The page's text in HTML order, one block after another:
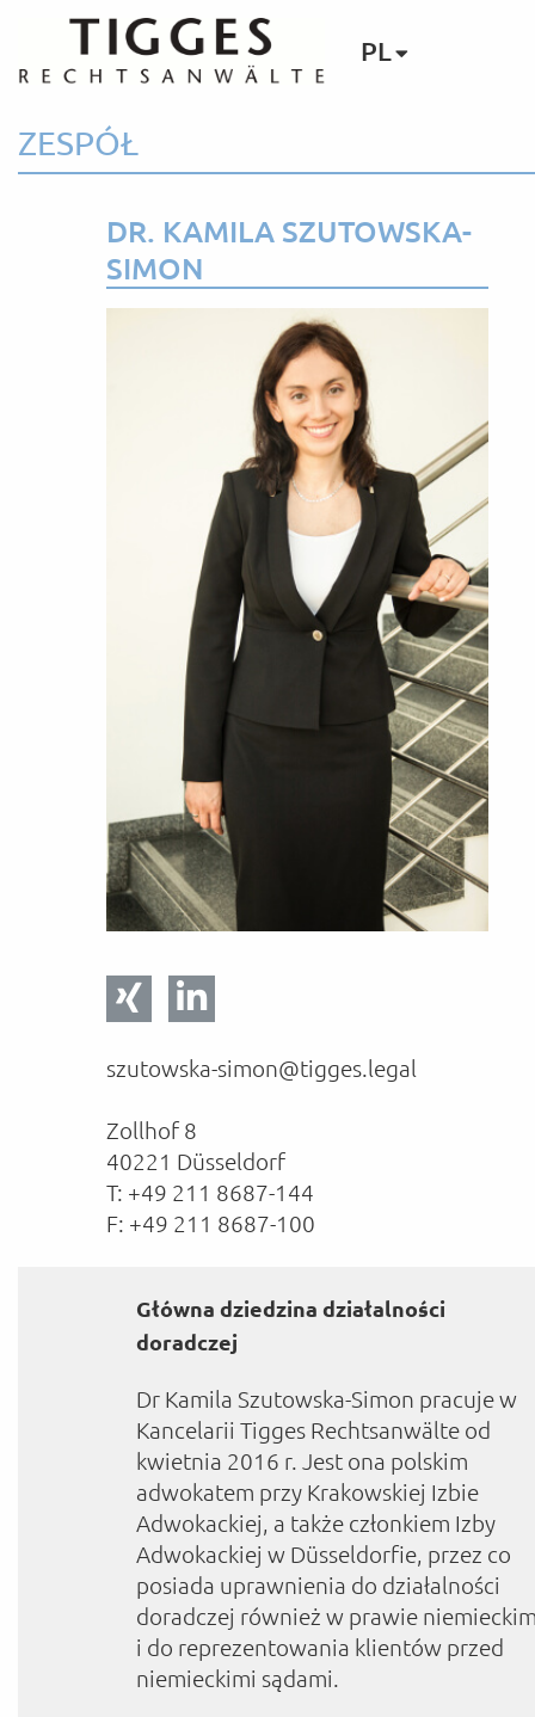
PL
ZESPÓŁ
DR. KAMILA SZUTOWSKA-
SIMON
szutowska-simon@tigges.legal
Zollhof 8
40221 Düsseldorf
T: +49 211 8687-144
F: +49 211 8687-100
Główna dziedzina działalności
doradczej
Dr Kamila Szutowska-Simon pracuje w
Kancelarii Tigges Rechtsanwälte od
kwietnia 2016 r. Jest ona polskim
adwokatem przy Krakowskiej Izbie
Adwokackiej, a także członkiem Izby
Adwokackiej w Düsseldorfie, przez co
posiada uprawnienia do działalności
doradczej również w prawie
i do reprezentowania klientów przed
niemieckimi sądami.